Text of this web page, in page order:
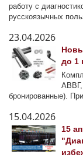
работу с
русскоязычных
23.04.2026
до 1
АВВГ,
бронированные).
15.04.2026
15